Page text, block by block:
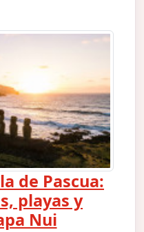
de Pascua:
playas y
Nui